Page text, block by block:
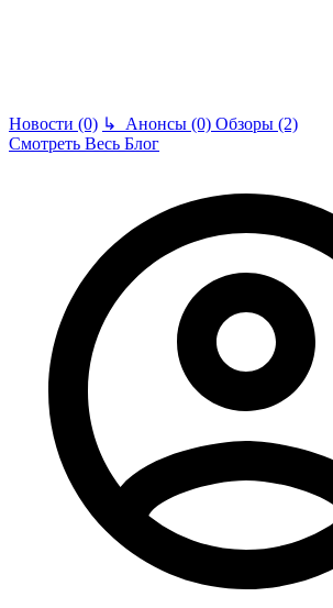
Новости (0) ↳ Анонсы (0) Обзоры (2)
Смотреть Весь Блог